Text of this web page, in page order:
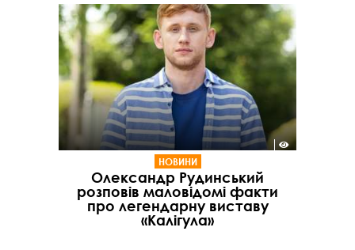
НОВИНИ
Олександр Рудинський
розповів маловідомі факти
про легендарну виставу
«Калігула»